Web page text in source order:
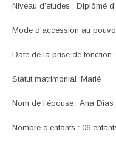
Niveau d’études : Diplômé
Mode d’accession au
Date de la prise de fonction
Statut matrimonial :Marié
Nom de l’épouse : Ana Dias
Nombre d’enfants : 06